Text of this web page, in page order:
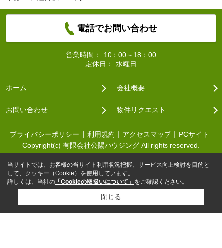
電話でお問い合わせ
営業時間：
10：00～18：00
定休日：
水曜日
ホーム 会社概要
お問い合わせ 物件リクエスト
プライバシーポリシー 利用規約 アクセスマップ
PCサイト
Copyright(c) 有限会社公陽ハウジング All rights reserved.
当サイトでは、お客様の当サイト利用状況把握、サービス向上検討を目的と
して、クッキー（Cookie）を使用しています。
詳しくは、当社の 「Cookieの取扱いについて」 をご確認ください。
閉じる